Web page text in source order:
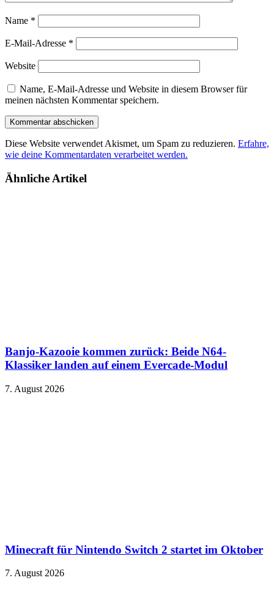
Name *
E-Mail-Adresse *
Website
Name, E-Mail-Adresse und Website in diesem Browser für
meinen nächsten Kommentar speichern.
Diese Website verwendet Akismet, um Spam zu reduzieren. Erfahre,
wie deine Kommentardaten verarbeitet werden.
Ähnliche Artikel
Banjo-Kazooie kommen zurück: Beide N64-
Klassiker landen auf einem Evercade-Modul
7. August 2026
Minecraft für Nintendo Switch 2 startet im Oktober
7. August 2026